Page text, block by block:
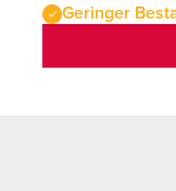
Geringer